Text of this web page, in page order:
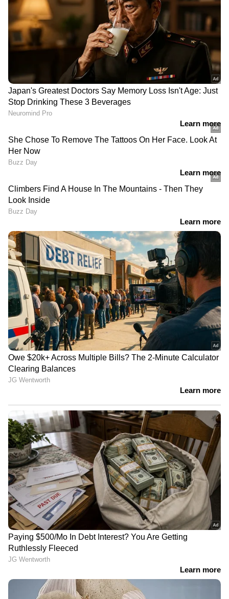
സീനുകള്‍'; സിബി മലയില്‍
പറയുന്നു
കേസെടുത്ത് പൊലീസ്
32 വര്‍ഷത്തിന് ശേഷം
പീക്ക് കോമ്പോ ലോഡിം​ഗ്,
ഷാ; ഔദ്യോഗിക
പ്രഖ്യാപനം
പവർഫുൾ ആക്ഷൻ,
പെർഫോമൻസ്; ഹീസ്റ്റ്
ത്രില്ലറിൽ ഒതുങ്ങാത്ത 'ഐ
നോബഡി'; റിവ്യൂ
LATEST VIDEOS
അർജുൻ ആയങ്കിയുടെ
സോഷ്യൽമീഡിയ കൈകാര്യം
ചെയ്തത് സഹോദരൻ; അ‍ജയ്
ആയങ്കി അറസ്റ്റിൽ | Arjun Aayanki
കുരുക്ക്?; ഒടുവിൽ കാപ്പ
ചുമത്താൻ നീക്കവുമായി പൊലീസ്
| Arjun Aayanki | Kannur